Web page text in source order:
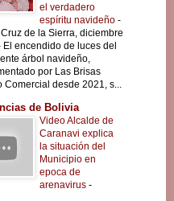
el verdadero
espíritu navideño -
de la Sierra, diciembre
El encendido de luces del
árbol navideño,
por Las Brisas
Comercial desde 2021, s...
de Bolivia
Video Alcalde de
Caranavi explica
la situación del
Municipio en
epoca de
arenavirus -